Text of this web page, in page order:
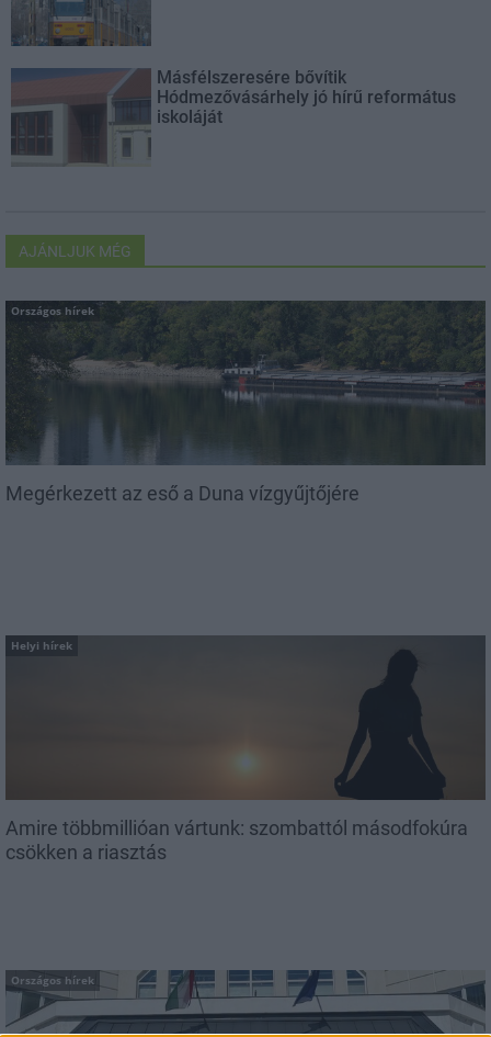
Másfélszeresére bővítik
Hódmezővásárhely jó hírű református
iskoláját
AJÁNLJUK MÉG
Országos hírek
Megérkezett az eső a Duna vízgyűjtőjére
Helyi hírek
Amire többmillióan vártunk: szombattól másodfokúra
csökken a riasztás
Országos hírek